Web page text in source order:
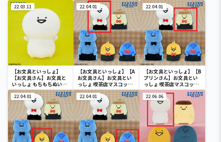
22.03.11
【お文具といっしょ】
【お文具さん】お文具と
いっしょ もちもちぬいぐ
るみXL プレミアム
22.04.01
【お文具といっしょ】【A
お文具さん】お文具とい
っしょ 喫茶店マスコット
キーチェーン
22.04.01
【お文具といっしょ】【B
プリンさん】お文具とい
っしょ 喫茶店マスコット
キーチェーン
22.04.01 22.04.01 22.06.06